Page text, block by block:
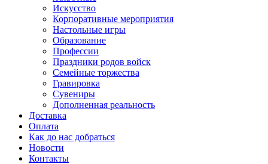
Искусство
Корпоративные мероприятия
Настольные игры
Образование
Профессии
Праздники родов войск
Семейные торжества
Гравировка
Сувениры
Дополненная реальность
Доставка
Оплата
Как до нас добраться
Новости
Контакты